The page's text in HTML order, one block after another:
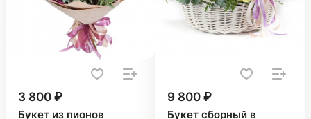
3 800 ₽
Букет из пионов
9 800 ₽
Букет сборный в